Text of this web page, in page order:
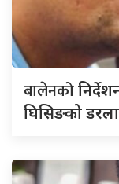
बालेनको
घिसिङको